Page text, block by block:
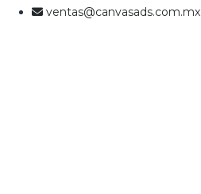
ventas@canvasads.com.mx